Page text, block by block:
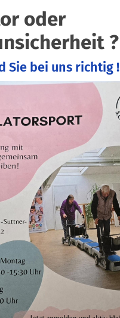
oder
?
Sie bei uns richtig !